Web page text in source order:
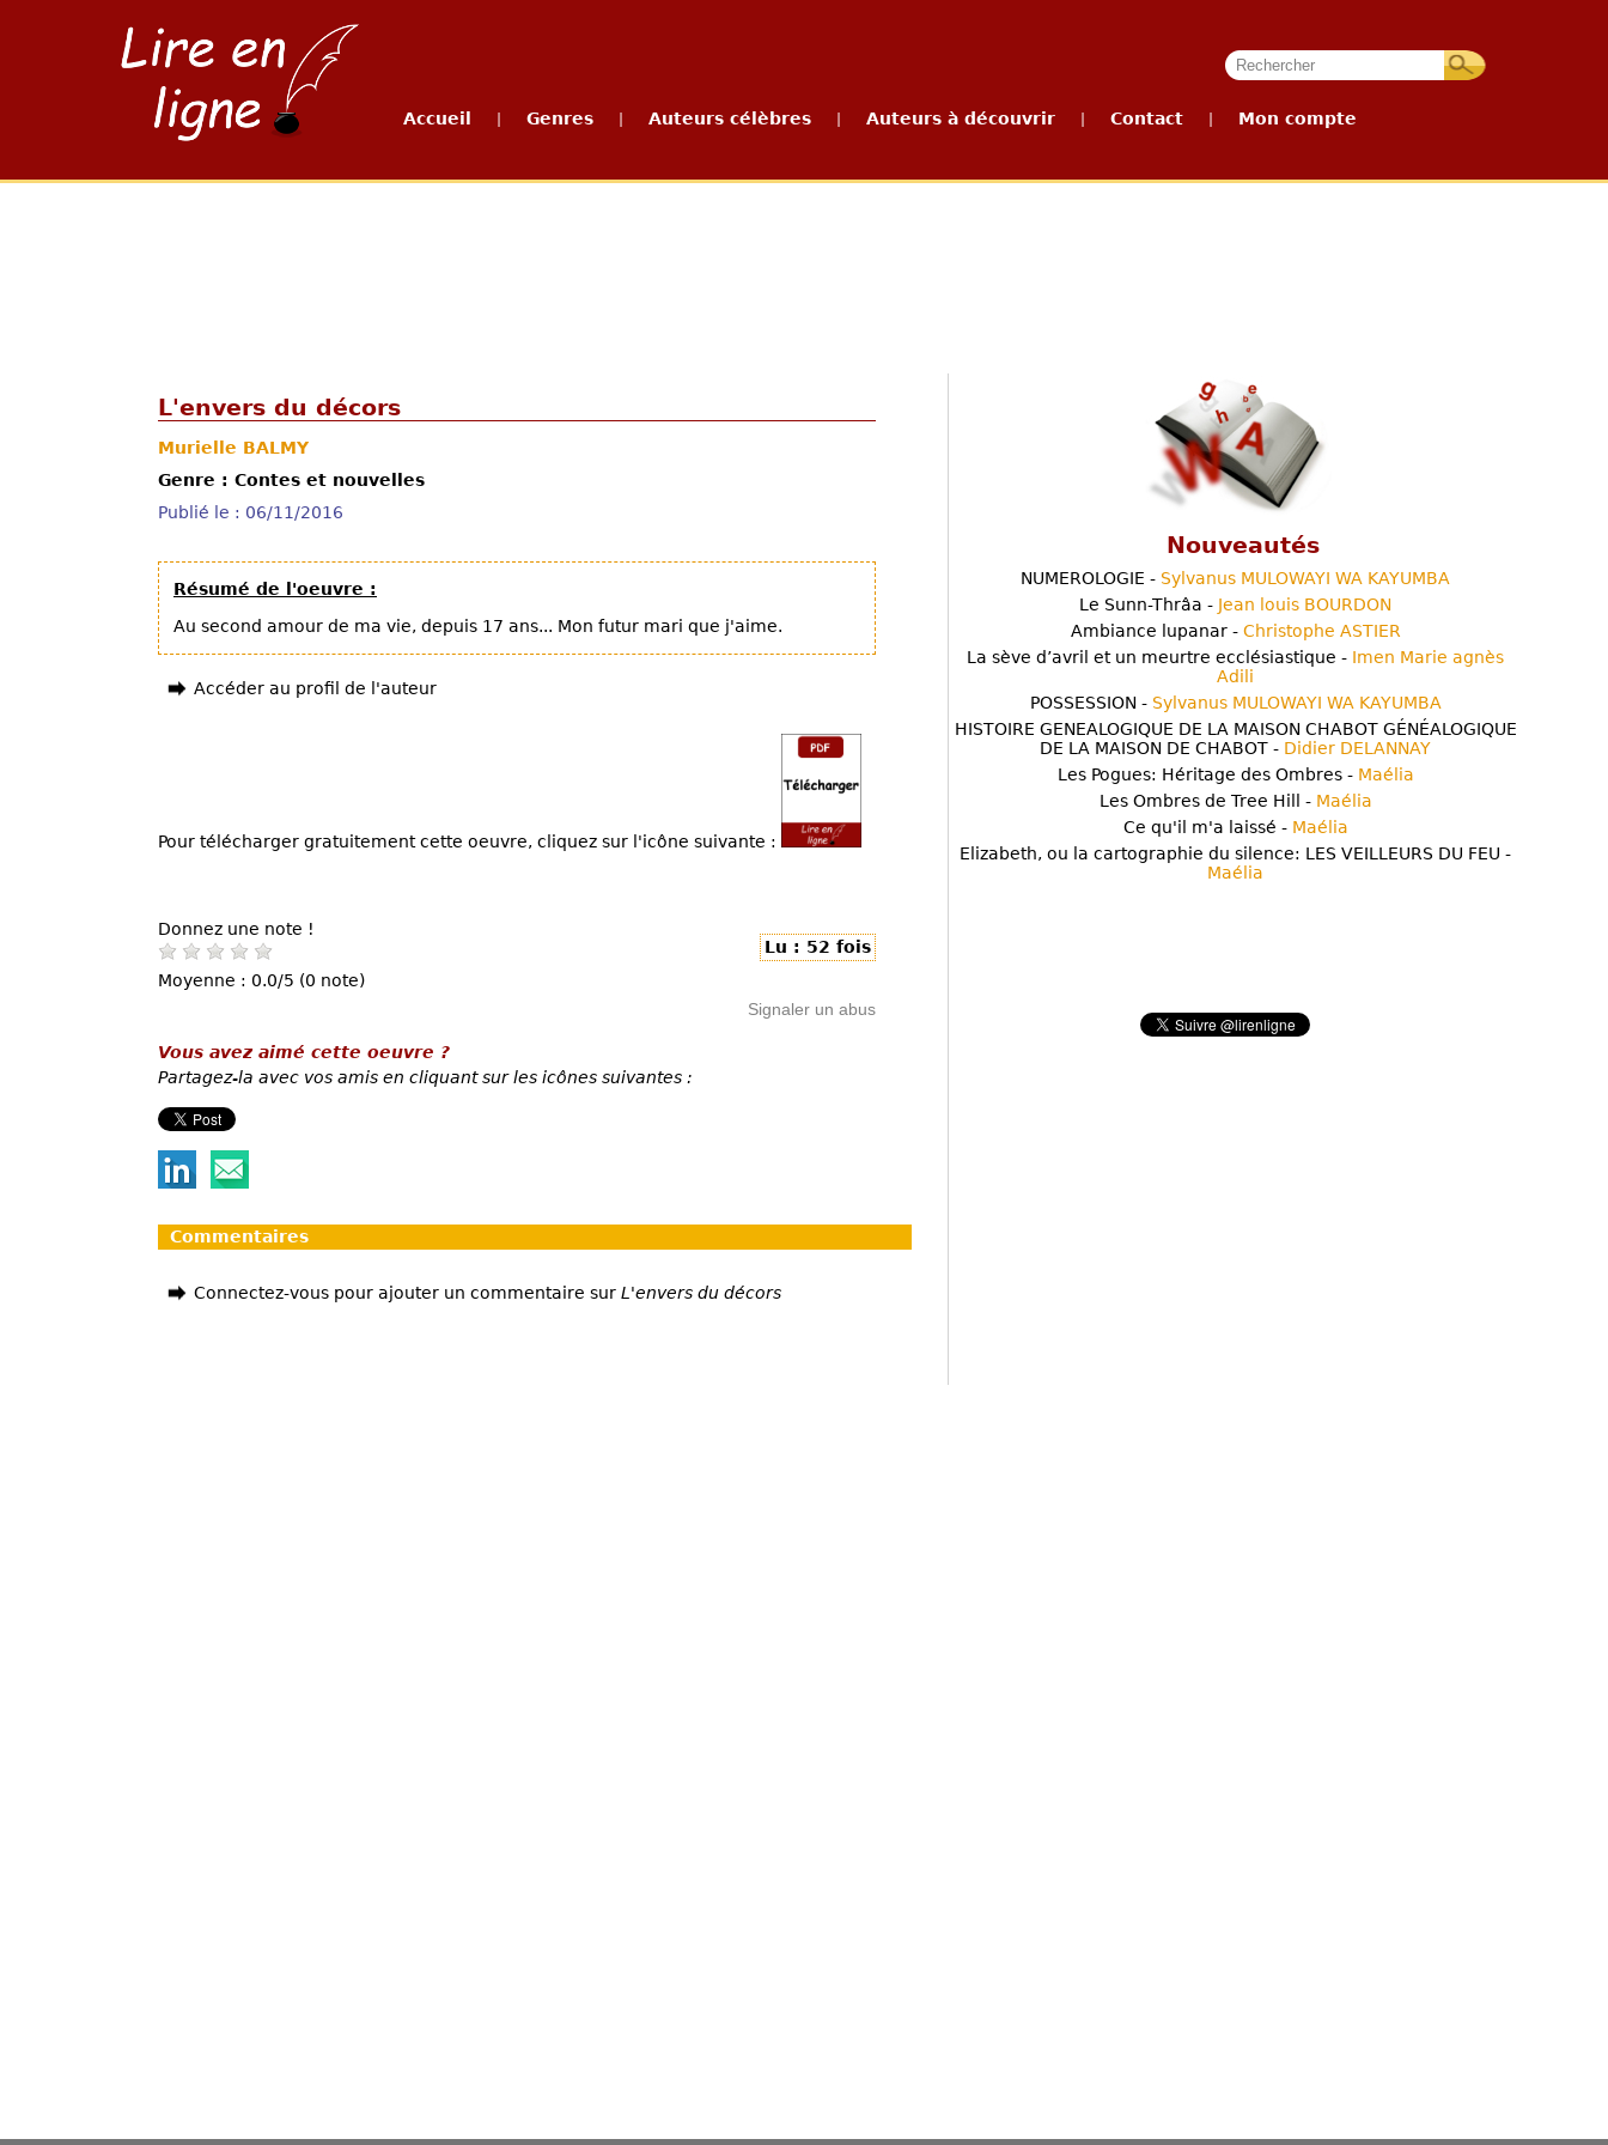
Accueil Genres Auteurs célèbres Auteurs à découvrir Contact Mon compte
L'envers du décors
Murielle BALMY
Genre : Contes et nouvelles
Publié le : 06/11/2016
Résumé de l'oeuvre :
Au second amour de ma vie, depuis 17 ans... Mon futur mari que j'aime.
Accéder au profil de l'auteur
Pour télécharger gratuitement cette oeuvre, cliquez sur l'icône suivante :
Donnez une note !
Moyenne : 0.0/5 (0 note)
Lu : 52 fois
Signaler un abus
Vous avez aimé cette oeuvre ?
Partagez-la avec vos amis en cliquant sur les icônes suivantes :
Commentaires
Connectez-vous pour ajouter un commentaire sur L'envers du décors
Nouveautés
NUMEROLOGIE - Sylvanus MULOWAYI WA KAYUMBA
Le Sunn-Thrâa - Jean louis BOURDON
Ambiance lupanar - Christophe ASTIER
La sève d’avril et un meurtre ecclésiastique - Imen Marie agnès
Adili
POSSESSION - Sylvanus MULOWAYI WA KAYUMBA
HISTOIRE GENEALOGIQUE DE LA MAISON CHABOT GÉNÉALOGIQUE
DE LA MAISON DE CHABOT - Didier DELANNAY
Les Pogues: Héritage des Ombres - Maélia
Les Ombres de Tree Hill - Maélia
Ce qu'il m'a laissé - Maélia
Elizabeth, ou la cartographie du silence: LES VEILLEURS DU FEU -
Maélia